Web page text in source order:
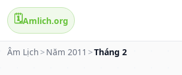
🗓️Amlich.org
Âm Lịch > Năm 2011 >Tháng 2